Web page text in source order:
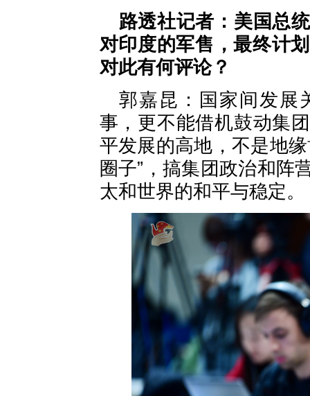
路透社记者：美国总
对印度的军售，最终计
对此有何评论？
郭嘉昆：国家间发展
事，更不能借机鼓动集
平发展的高地，不是地
圈子”，搞集团政治和阵
太和世界的和平与稳定。